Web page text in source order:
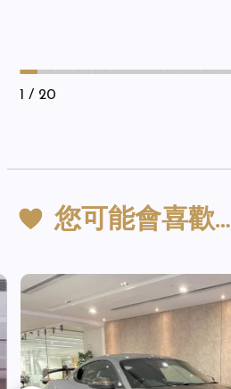
1 / 20
您可能會喜歡…